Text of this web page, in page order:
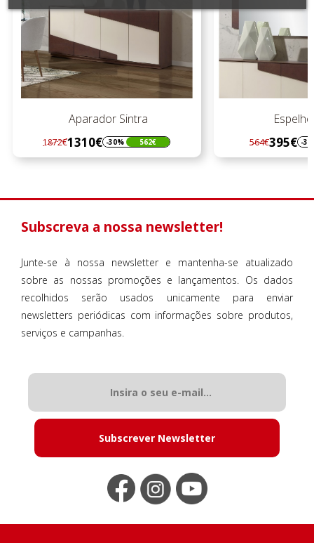
Aparador Sintra
Regular
preço
1872€1310€
Preço -30% 562€
Espelho
Regular
preço
564€395€
Preço -30%
Subscreva a nossa newsletter!
Junte-se à nossa newsletter e mantenha-se atualizado
sobre as nossas promoções e lançamentos. Os dados
recolhidos serão usados unicamente para enviar
newsletters periódicas com informações sobre produtos,
serviços e campanhas.
Subscrever Newsletter